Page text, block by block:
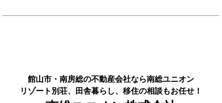
館山市・南房総の不動産会社なら南総ユニオン
リゾート別荘、田舎暮らし、移住の相談もお任せ！